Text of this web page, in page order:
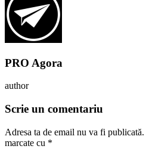
PRO Agora
author
Scrie un comentariu
Adresa ta de email nu va fi publicată.
marcate cu *